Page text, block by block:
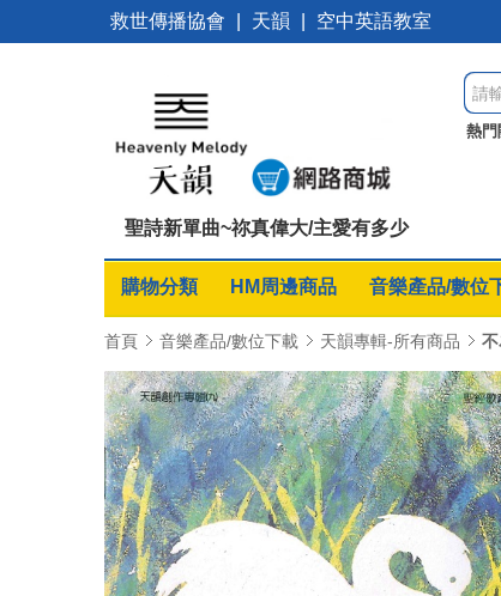
救世傳播協會 天韻 空中英語教室
熱門
聖詩新單曲~祢真偉大/主愛有多少
購物分類 HM周邊商品 音樂產品/數位
首頁 音樂產品/數位下載 天韻專輯-所有商品